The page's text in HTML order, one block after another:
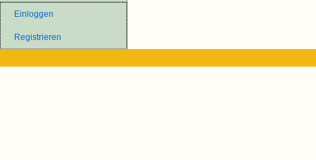
Einloggen
Registrieren